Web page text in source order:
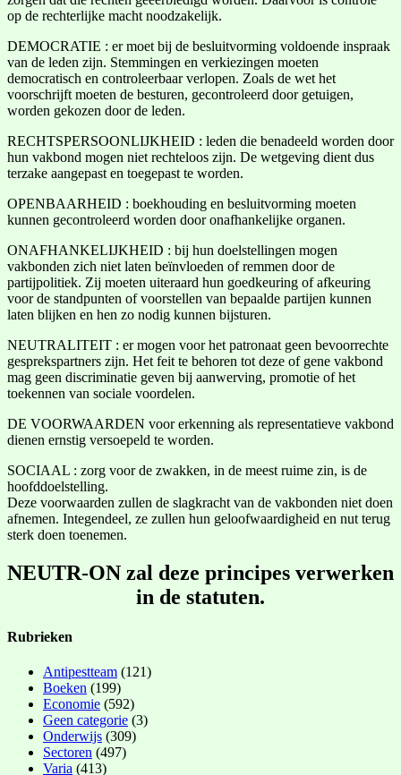
op de rechterlijke macht noodzakelijk.
DEMOCRATIE : er moet bij de besluitvorming voldoende inspraak
van de leden zijn. Stemmingen en verkiezingen moeten
democratisch en controleerbaar verlopen. Zoals de wet het
voorschrijft moeten de besturen, gecontroleerd door getuigen,
worden gekozen door de leden.
RECHTSPERSOONLIJKHEID : leden die benadeeld worden door
hun vakbond mogen niet rechteloos zijn. De wetgeving dient dus
terzake aangepast en toegepast te worden.
OPENBAARHEID : boekhouding en besluitvorming moeten
kunnen gecontroleerd worden door onafhankelijke organen.
ONAFHANKELIJKHEID : bij hun doelstellingen mogen
vakbonden zich niet laten beïnvloeden of remmen door de
partijpolitiek. Zij moeten uiteraard hun goedkeuring of afkeuring
voor de standpunten of voorstellen van bepaalde partijen kunnen
laten blijken en hen zo nodig kunnen bijsturen.
NEUTRALITEIT : er mogen voor het patronaat geen bevoorrechte
gesprekspartners zijn. Het feit te behoren tot deze of gene vakbond
mag geen discriminatie geven bij aanwerving, promotie of het
toekennen van sociale voordelen.
DE VOORWAARDEN voor erkenning als representatieve vakbond
dienen ernstig versoepeld te worden.
SOCIAAL : zorg voor de zwakken, in de meest ruime zin, is de
hoofddoelstelling.
Deze voorwaarden zullen de slagkracht van de vakbonden niet doen
afnemen. Integendeel, ze zullen hun geloofwaardigheid en nut terug
sterk doen toenemen.
NEUTR-ON zal deze principes verwerken
in de statuten.
Rubrieken
Antipestteam (121)
Boeken (199)
Economie (592)
Geen categorie (3)
Onderwijs (309)
Sectoren (497)
Varia (413)